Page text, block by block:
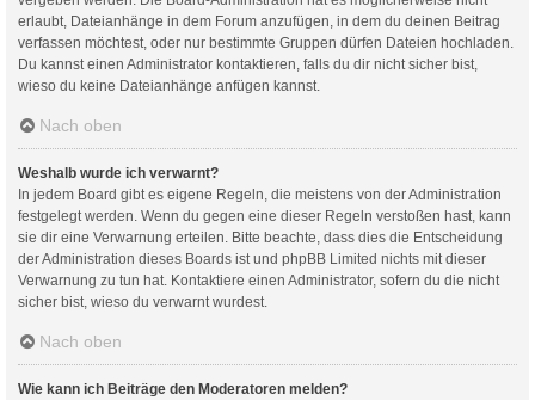
erlaubt, Dateianhänge in dem Forum anzufügen, in dem du deinen Beitrag
verfassen möchtest, oder nur bestimmte Gruppen dürfen Dateien hochladen.
Du kannst einen Administrator kontaktieren, falls du dir nicht sicher bist,
wieso du keine Dateianhänge anfügen kannst.
Nach oben
Weshalb wurde ich verwarnt?
In jedem Board gibt es eigene Regeln, die meistens von der Administration
festgelegt werden. Wenn du gegen eine dieser Regeln verstoßen hast, kann
sie dir eine Verwarnung erteilen. Bitte beachte, dass dies die Entscheidung
der Administration dieses Boards ist und phpBB Limited nichts mit dieser
Verwarnung zu tun hat. Kontaktiere einen Administrator, sofern du die nicht
sicher bist, wieso du verwarnt wurdest.
Nach oben
Wie kann ich Beiträge den Moderatoren melden?